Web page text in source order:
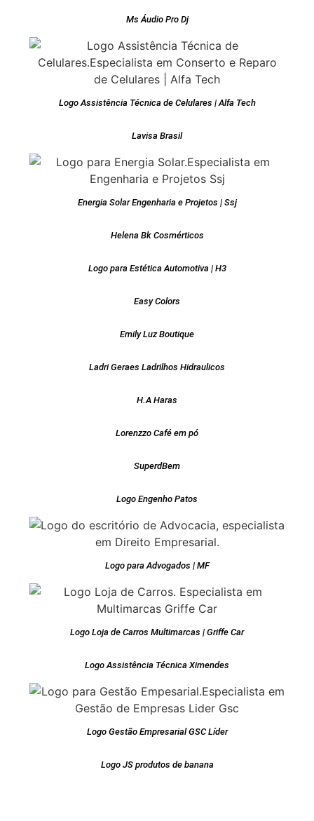
Ms Áudio Pro Dj
Logo Assistência Técnica de Celulares | Alfa Tech
Lavisa Brasil
Energia Solar Engenharia e Projetos | Ssj
Helena Bk Cosmérticos
Logo para Estética Automotiva | H3
Easy Colors
Emily Luz Boutique
Ladri Geraes Ladrilhos Hidraulicos
H.A Haras
Lorenzzo Café em pó
SuperdBem
Logo Engenho Patos
Logo para Advogados | MF
Logo Loja de Carros Multimarcas | Griffe Car
Logo Assistência Técnica Ximendes
Logo Gestão Empresarial GSC Líder
Logo JS produtos de banana